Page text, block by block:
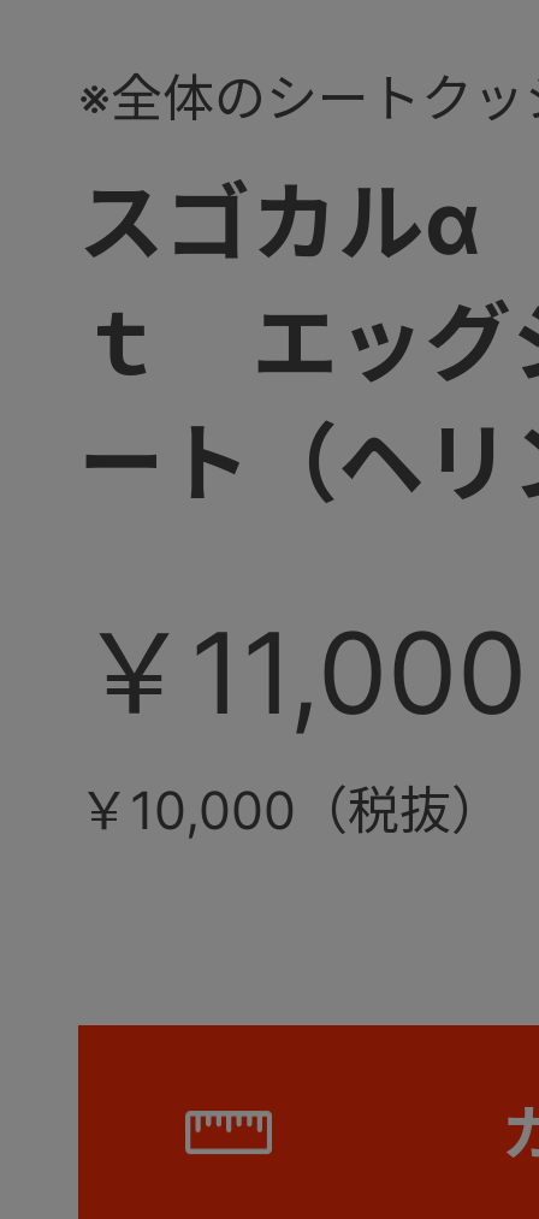
スゴカル
ｔ エッ
ート（ヘ
※全体のシートク
￥11,000
￥10,000（税抜）